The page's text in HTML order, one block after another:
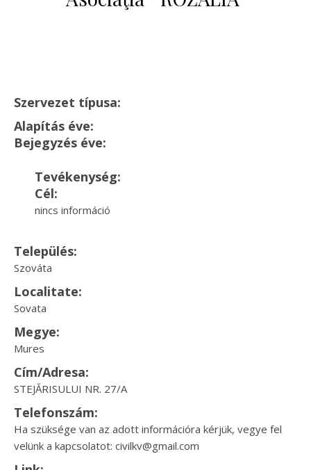
Szervezet típusa:
Alapítás éve:
Bejegyzés éve:
Tevékenység:
Cél:
nincs információ
Település:
Szováta
Localitate:
Sovata
Megye:
Mures
Cím/Adresa:
STEJĂRISULUI NR. 27/A
Telefonszám:
Ha szüksége van az adott információra kérjük, vegye fel
velünk a kapcsolatot: civilkv@gmail.com